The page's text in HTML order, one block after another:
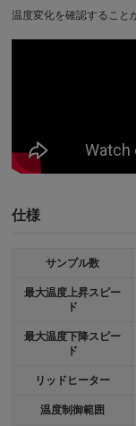
温度変化を確認すること
仕様
サンプル数
最大温度上昇スピー
ド
最大温度下降スピー
ド
リッドヒーター
温度制御範囲